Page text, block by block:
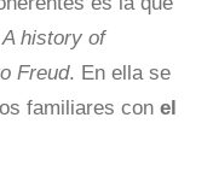
history of
Freud. En ella se
familiares con el